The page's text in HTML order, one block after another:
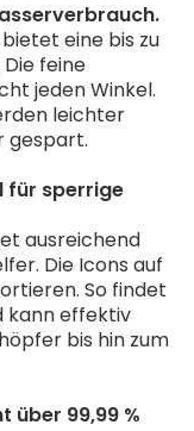
eine bis zu
feine
jeden Winkel.
leichter
gespart.
für sperrige
ausreichend
Die Icons auf
So findet
kann effektiv
bis hin zum
über 99,99 %